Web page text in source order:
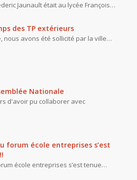
Jaunault était au lycée François…
des TP extérieurs
nous avons été sollicité par la ville…
Nationale
d'avoir pu collaborer avec
forum école entreprises s’est
école entreprises s’est tenue…